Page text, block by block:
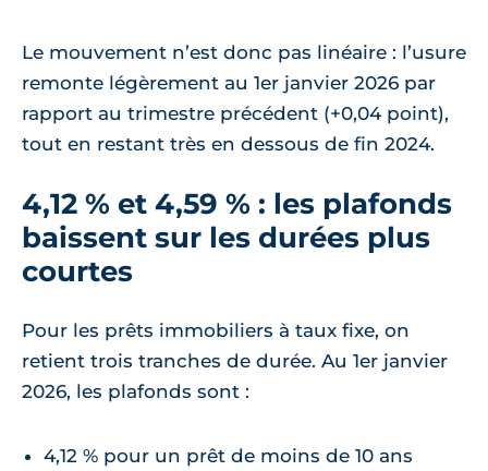
Le mouvement n’est donc pas linéaire : l’usure
remonte légèrement au 1er janvier 2026 par
rapport au trimestre précédent (+0,04 point),
tout en restant très en dessous de fin 2024.
4,12 % et 4,59 % : les plafonds
baissent sur les durées plus
courtes
Pour les prêts immobiliers à taux fixe, on
retient trois tranches de durée. Au 1er janvier
2026, les plafonds sont :
4,12 % pour un prêt de moins de 10 ans